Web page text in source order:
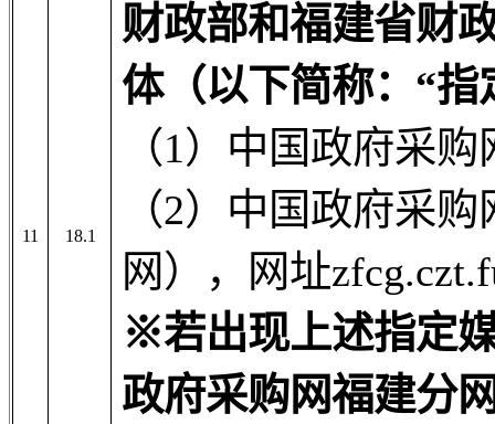
11 18.1
财政部和福建省财
体（以下简称：“指
（1）中国政府采
（2）中国政府采
网），网址
※若出现上述指定
政府采购网福建分